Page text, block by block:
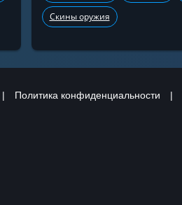
Скины оружия
| Политика конфиденциальности |